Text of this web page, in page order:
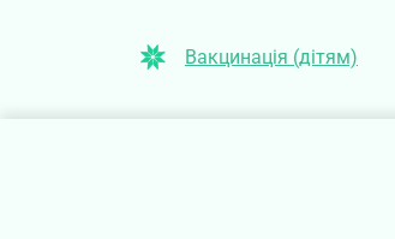
Вакцинація (дітям)